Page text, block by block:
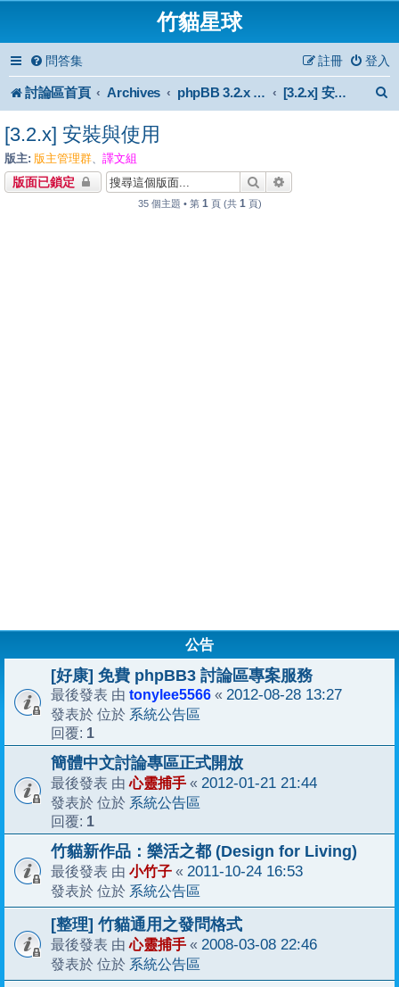
竹貓星球
問答集 登入
註冊
討論區首頁 Archives phpBB 3.2.x Forum Archive [3.2.x] 安裝與使用
[3.2.x] 安裝與使用
版主: 版主管理群、 譯文組
版面已鎖定 搜尋
35 個主題 • 第 1 頁 (共 1 頁)
公告
[好康] 免費 phpBB3 討論區專案服務
最後發表 由 tonylee5566 « 2012-08-28 13:27
發表於 位於 系統公告區
回覆: 1
簡體中文討論專區正式開放
最後發表 由心靈捕手 « 2012-01-21 21:44
發表於 位於 系統公告區
回覆: 1
竹貓新作品：樂活之都 (Design for Living)
最後發表 由 小竹子 « 2011-10-24 16:53
發表於 位於 系統公告區
[整理] 竹貓通用之發問格式
最後發表 由心靈捕手 « 2008-03-08 22:46
發表於 位於 系統公告區